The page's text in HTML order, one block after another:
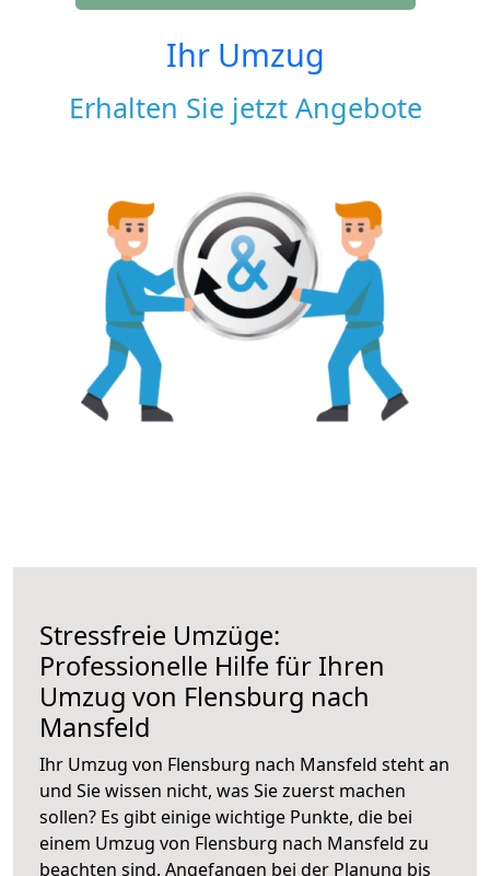
Ihr Umzug
Erhalten Sie jetzt Angebote
Stressfreie Umzüge:
Professionelle Hilfe für Ihren
Umzug von Flensburg nach
Mansfeld
Ihr Umzug von Flensburg nach Mansfeld steht an
und Sie wissen nicht, was Sie zuerst machen
sollen? Es gibt einige wichtige Punkte, die bei
einem Umzug von Flensburg nach Mansfeld zu
beachten sind. Angefangen bei der Planung bis